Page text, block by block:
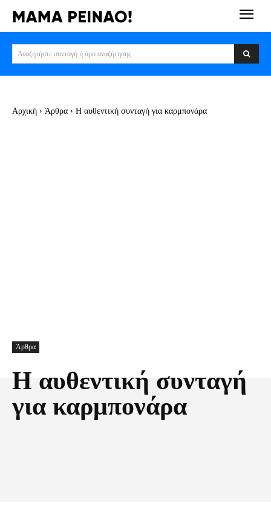
Αναζητήστε συνταγή ή όρο αναζήτησης
Αρχική Άρθρα Η αυθεντική συνταγή για καρμπονάρα
Άρθρα
Η αυθεντική συνταγή
για καρμπονάρα